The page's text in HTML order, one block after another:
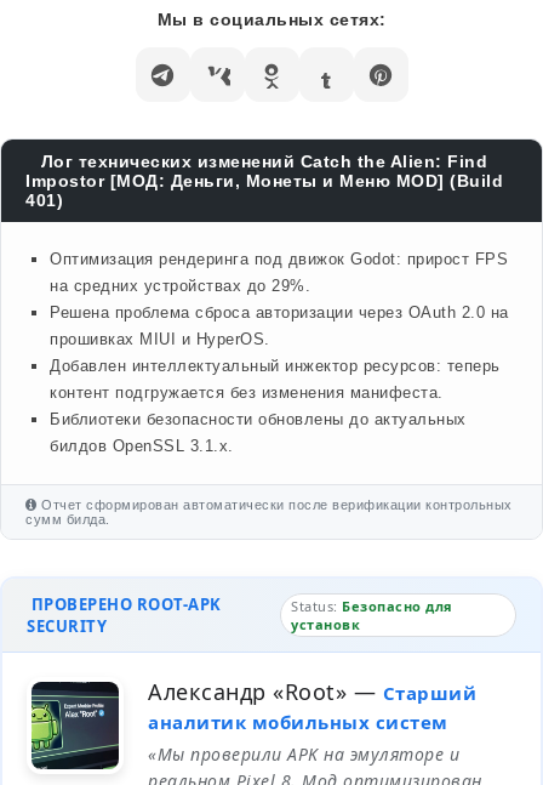
Мы в социальных сетях:
Лог технических изменений Catch the Alien: Find
Impostor [МОД: Деньги, Монеты и Меню MOD] (Build
401)
Оптимизация рендеринга под движок Godot: прирост FPS
на средних устройствах до 29%.
Решена проблема сброса авторизации через OAuth 2.0 на
прошивках MIUI и HyperOS.
Добавлен интеллектуальный инжектор ресурсов: теперь
контент подгружается без изменения манифеста.
Библиотеки безопасности обновлены до актуальных
билдов OpenSSL 3.1.x.
Отчет сформирован автоматически после верификации контрольных
сумм билда.
ПРОВЕРЕНО ROOT-APK
SECURITY
Status: Безопасно для
установк
Александр «Root» — Старший
аналитик мобильных систем
«Мы проверили APK на эмуляторе и